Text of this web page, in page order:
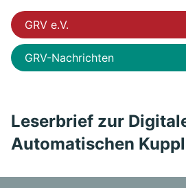
GRV e.V.
GRV-Nachrichten
Leserbrief zur
Automatischen